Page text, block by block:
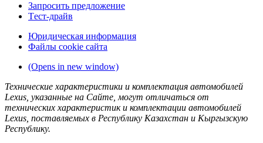
Запросить предложение
Tест-драйв
Юридическая информация
Файлы cookie сайта
(Opens in new window)
Технические характеристики и комплектация автомобилей
Lexus, указанные на Сайте, могут отличаться от
технических характеристик и комплектации автомобилей
Lexus, поставляемых в Республику Казахстан и Кыргызскую
Республику.